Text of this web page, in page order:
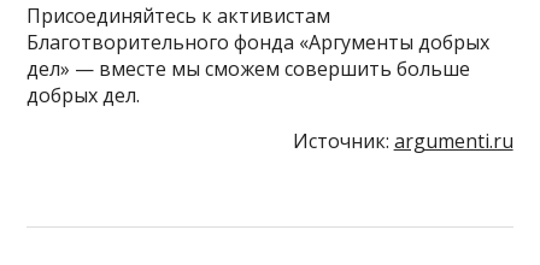
Присоединяйтесь к активистам
Благотворительного фонда «Аргументы добрых
дел» — вместе мы сможем совершить больше
добрых дел.
Источник: argumenti.ru